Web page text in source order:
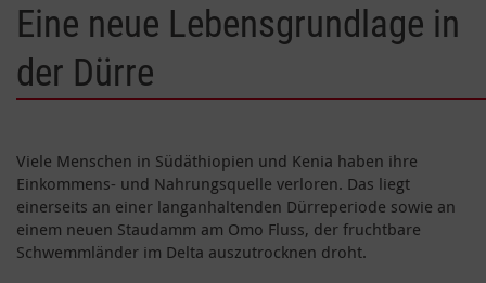
Eine neue Lebensgrundlage in
der Dürre
Viele Menschen in Südäthiopien und Kenia haben ihre
Einkommens- und Nahrungsquelle verloren. Das liegt
einerseits an einer langanhaltenden Dürreperiode sowie an
einem neuen Staudamm am Omo Fluss, der fruchtbare
Schwemmländer im Delta auszutrocknen droht.